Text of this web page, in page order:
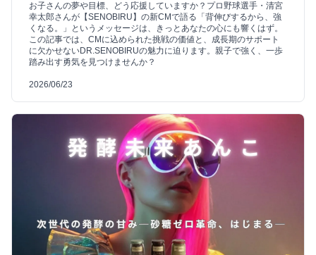
お子さんの夢や目標、どう応援していますか？プロ野球選手・清宮
幸太郎さんが【SENOBIRU】の新CMで語る「背伸びするから、強
くなる。」というメッセージは、きっとあなたの心にも響くはず。
この記事では、CMに込められた挑戦の価値と、成長期のサポート
に欠かせないDR.SENOBIRUの魅力に迫ります。親子で強く、一歩
踏み出す勇気を見つけませんか？
2026/06/23